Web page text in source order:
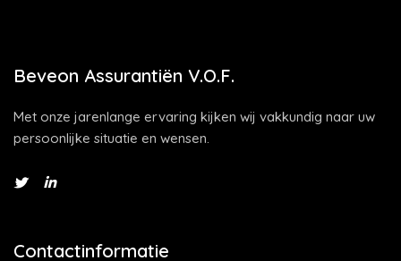
Beveon Assurantiën V.O.F.
Met onze jarenlange ervaring kijken wij vakkundig naar uw
persoonlijke situatie en wensen.
Contactinformatie